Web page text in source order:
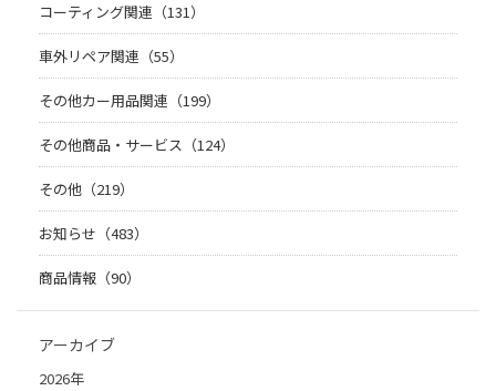
コーティング関連（131）
車外リペア関連（55）
その他カー用品関連（199）
その他商品・サービス（124）
その他（219）
お知らせ（483）
商品情報（90）
アーカイブ
2026年